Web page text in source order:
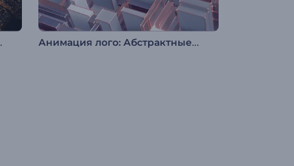
пыль Анимация лого: Абстрактные модули